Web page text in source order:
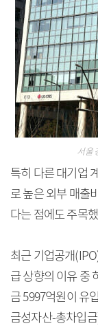
서울
특히 다른 대기업
로 높은 외부 매출
다는 점에도 주목
최근 기업공개
급 상향의 이유 중
금 5997억원이 유
금성자산-총차입